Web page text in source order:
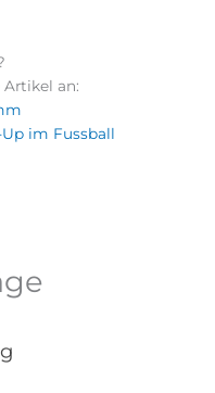
an:
im Fussball